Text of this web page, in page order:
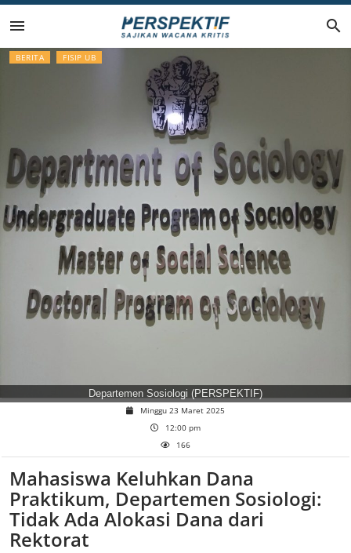
ke
BERITA FISIP UB
Mahasiswa Keluhkan Dana
Praktikum, Departemen Sosiologi:
Tidak Ada Alokasi Dana dari
Rektorat
Minggu 23 Maret 2025
12:00 pm
166
Departemen Sosiologi (PERSPEKTIF)